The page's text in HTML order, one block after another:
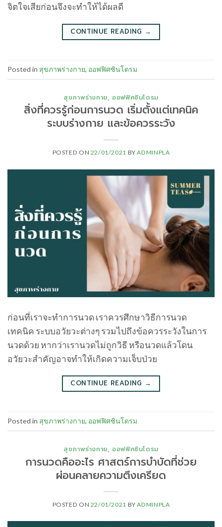
จิตใจเสียก่อนจึงจะทําให้ได้ผลดี
CONTINUE READING →
Posted in สุขภาพร่างกาย, ออฟฟิศซินโดรม
สุขภาพร่างกาย, ออฟฟิศซินโดรม
สิ่งที่ควรรู้ก่อนการนวด เริ่มตั้งแต่เทคนิค
ระบบร่างกาย และข้อควรระวัง
POSTED ON 22/01/2021 BYADMINPLA
ก่อนที่เราจะทำการนวด เราควรศึกษาวิธีการนวด
เทคนิค ระบบอวัยวะต่างๆ รวมไปถึงข้อควรระวังในการ
นวดด้วย หากว่าเรานวดไม่ถูกวิธี หรือนวดแล้วโดน
อวัยวะสำคัญอาจทำให้เกิดความเจ็บป่วย
CONTINUE READING →
Posted in สุขภาพร่างกาย, ออฟฟิศซินโดรม
สุขภาพร่างกาย, ออฟฟิศซินโดรม
การนวดคืออะไร ศาสตร์การบำบัดที่ช่วย
ผ่อนคลายความตึงเครียด
POSTED ON 22/01/2021 BYADMINPLA